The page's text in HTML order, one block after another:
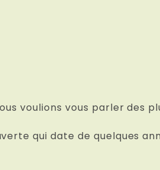
voulions vous parler des
qui date de quelques